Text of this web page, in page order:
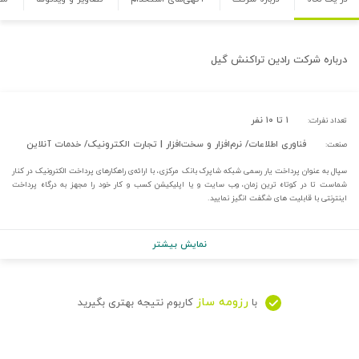
درباره شرکت رادین تراکنش گیل
تعداد نفرات: ۱ تا ۱۰ نفر
صنعت: فناوری اطلاعات/ نرم‌افزار و سخت‌افزار | تجارت الکترونیک/ خدمات آنلاین
سپال به عنوان پرداخت یار رسمی شبکه شاپرک بانک مرکزی، با ارائه‌ی راهکارهای پرداخت الکترونیک در کنار
شماست تا در کوتاه ترین زمان، وب سایت و یا اپلیکیشن کسب و کار خود را مجهز به درگاه پرداخت
اینترنتی با قابلیت های شگفت انگیز نمایید.
نمایش بیشتر
با رزومه ساز کاربوم نتیجه بهتری بگیرید